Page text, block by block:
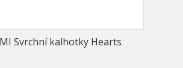
Svrchní kalhotky Hearts